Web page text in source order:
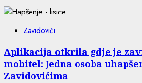
Zavidovići
Aplikacija otkrila gdje je
mobitel: Jedna osoba
Zavidovićima